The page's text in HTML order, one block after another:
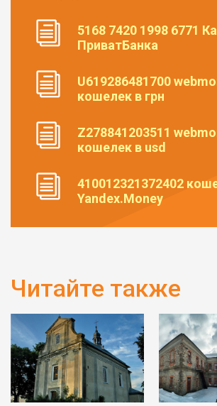
5168 7420 1998 6771
ПриватБанка
U619286481700
кошелек в грн
Z278841203511
кошелек в usd
410012321372402
Yandex.Money
Читайте также